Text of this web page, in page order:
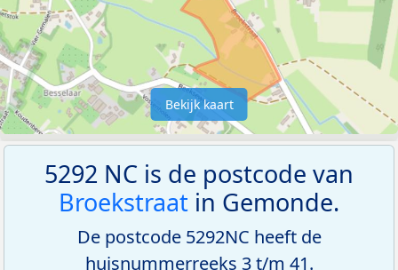
Bekijk kaart
5292 NC is de postcode van
Broekstraat in Gemonde.
De postcode 5292NC heeft de
huisnummerreeks 3 t/m 41.